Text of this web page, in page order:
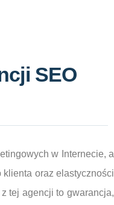
SEO
w Internecie, a
oraz elastyczności
tej agencji to gwarancja,